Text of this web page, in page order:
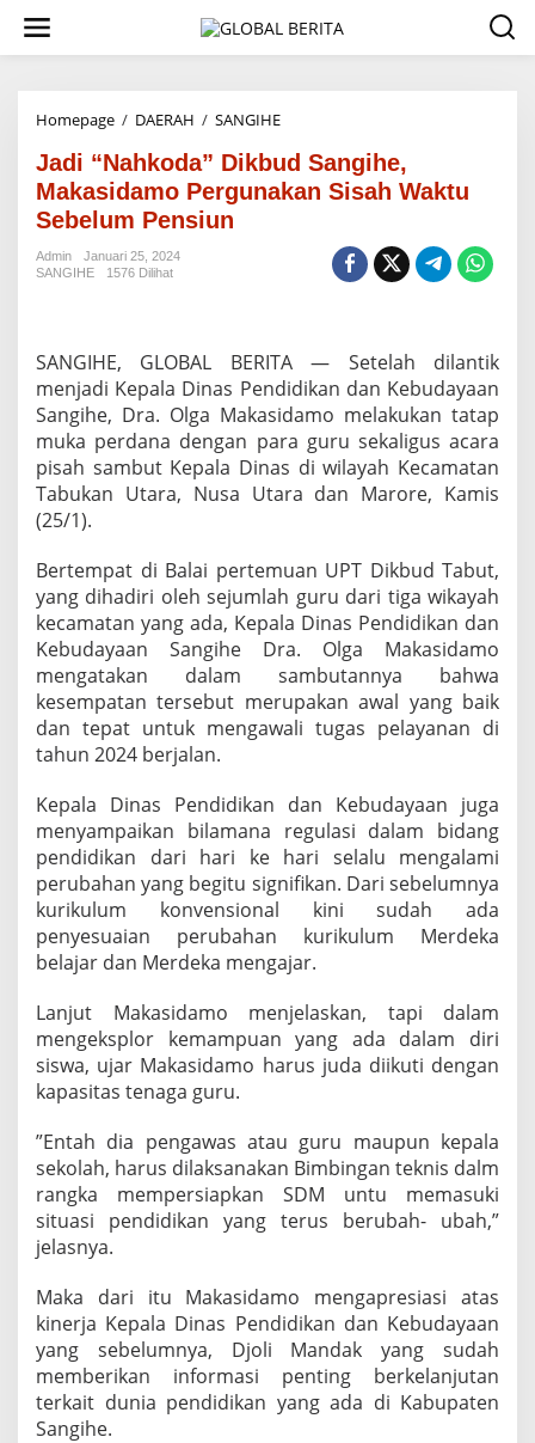
w
Homepage / DAERAH / SANGIHE
d
i
“
a
”
D
i
k
b
u
d
n
g
i
h
e
,
M
a
d
a
m
o
r
g
n
k
i
s
a
h
t
u
e
b
e
Jadi “Nahkoda” Dikbud Sangihe,
Makasidamo Pergunakan Sisah Waktu
Sebelum Pensiun
Admin
Januari 25, 2024
SANGIHE
1576 Dilihat
SANGIHE, GLOBAL BERITA — Setelah dilantik
menjadi Kepala Dinas Pendidikan dan Kebudayaan
Sangihe, Dra. Olga Makasidamo melakukan tatap
muka perdana dengan para guru sekaligus acara
pisah sambut Kepala Dinas di wilayah Kecamatan
Tabukan Utara, Nusa Utara dan Marore, Kamis
(25/1).
Bertempat di Balai pertemuan UPT Dikbud Tabut,
yang dihadiri oleh sejumlah guru dari tiga wikayah
kecamatan yang ada, Kepala Dinas Pendidikan dan
Kebudayaan Sangihe Dra. Olga Makasidamo
mengatakan dalam sambutannya bahwa
kesempatan tersebut merupakan awal yang baik
dan tepat untuk mengawali tugas pelayanan di
tahun 2024 berjalan.
Kepala Dinas Pendidikan dan Kebudayaan juga
menyampaikan bilamana regulasi dalam bidang
pendidikan dari hari ke hari selalu mengalami
perubahan yang begitu signifikan. Dari sebelumnya
kurikulum konvensional kini sudah ada
penyesuaian perubahan kurikulum Merdeka
belajar dan Merdeka mengajar.
Lanjut Makasidamo menjelaskan, tapi dalam
mengeksplor kemampuan yang ada dalam diri
siswa, ujar Makasidamo harus juda diikuti dengan
kapasitas tenaga guru.
”Entah dia pengawas atau guru maupun kepala
sekolah, harus dilaksanakan Bimbingan teknis dalm
rangka mempersiapkan SDM untu memasuki
situasi pendidikan yang terus berubah- ubah,”
jelasnya.
Maka dari itu Makasidamo mengapresiasi atas
kinerja Kepala Dinas Pendidikan dan Kebudayaan
yang sebelumnya, Djoli Mandak yang sudah
memberikan informasi penting berkelanjutan
terkait dunia pendidikan yang ada di Kabupaten
Sangihe.